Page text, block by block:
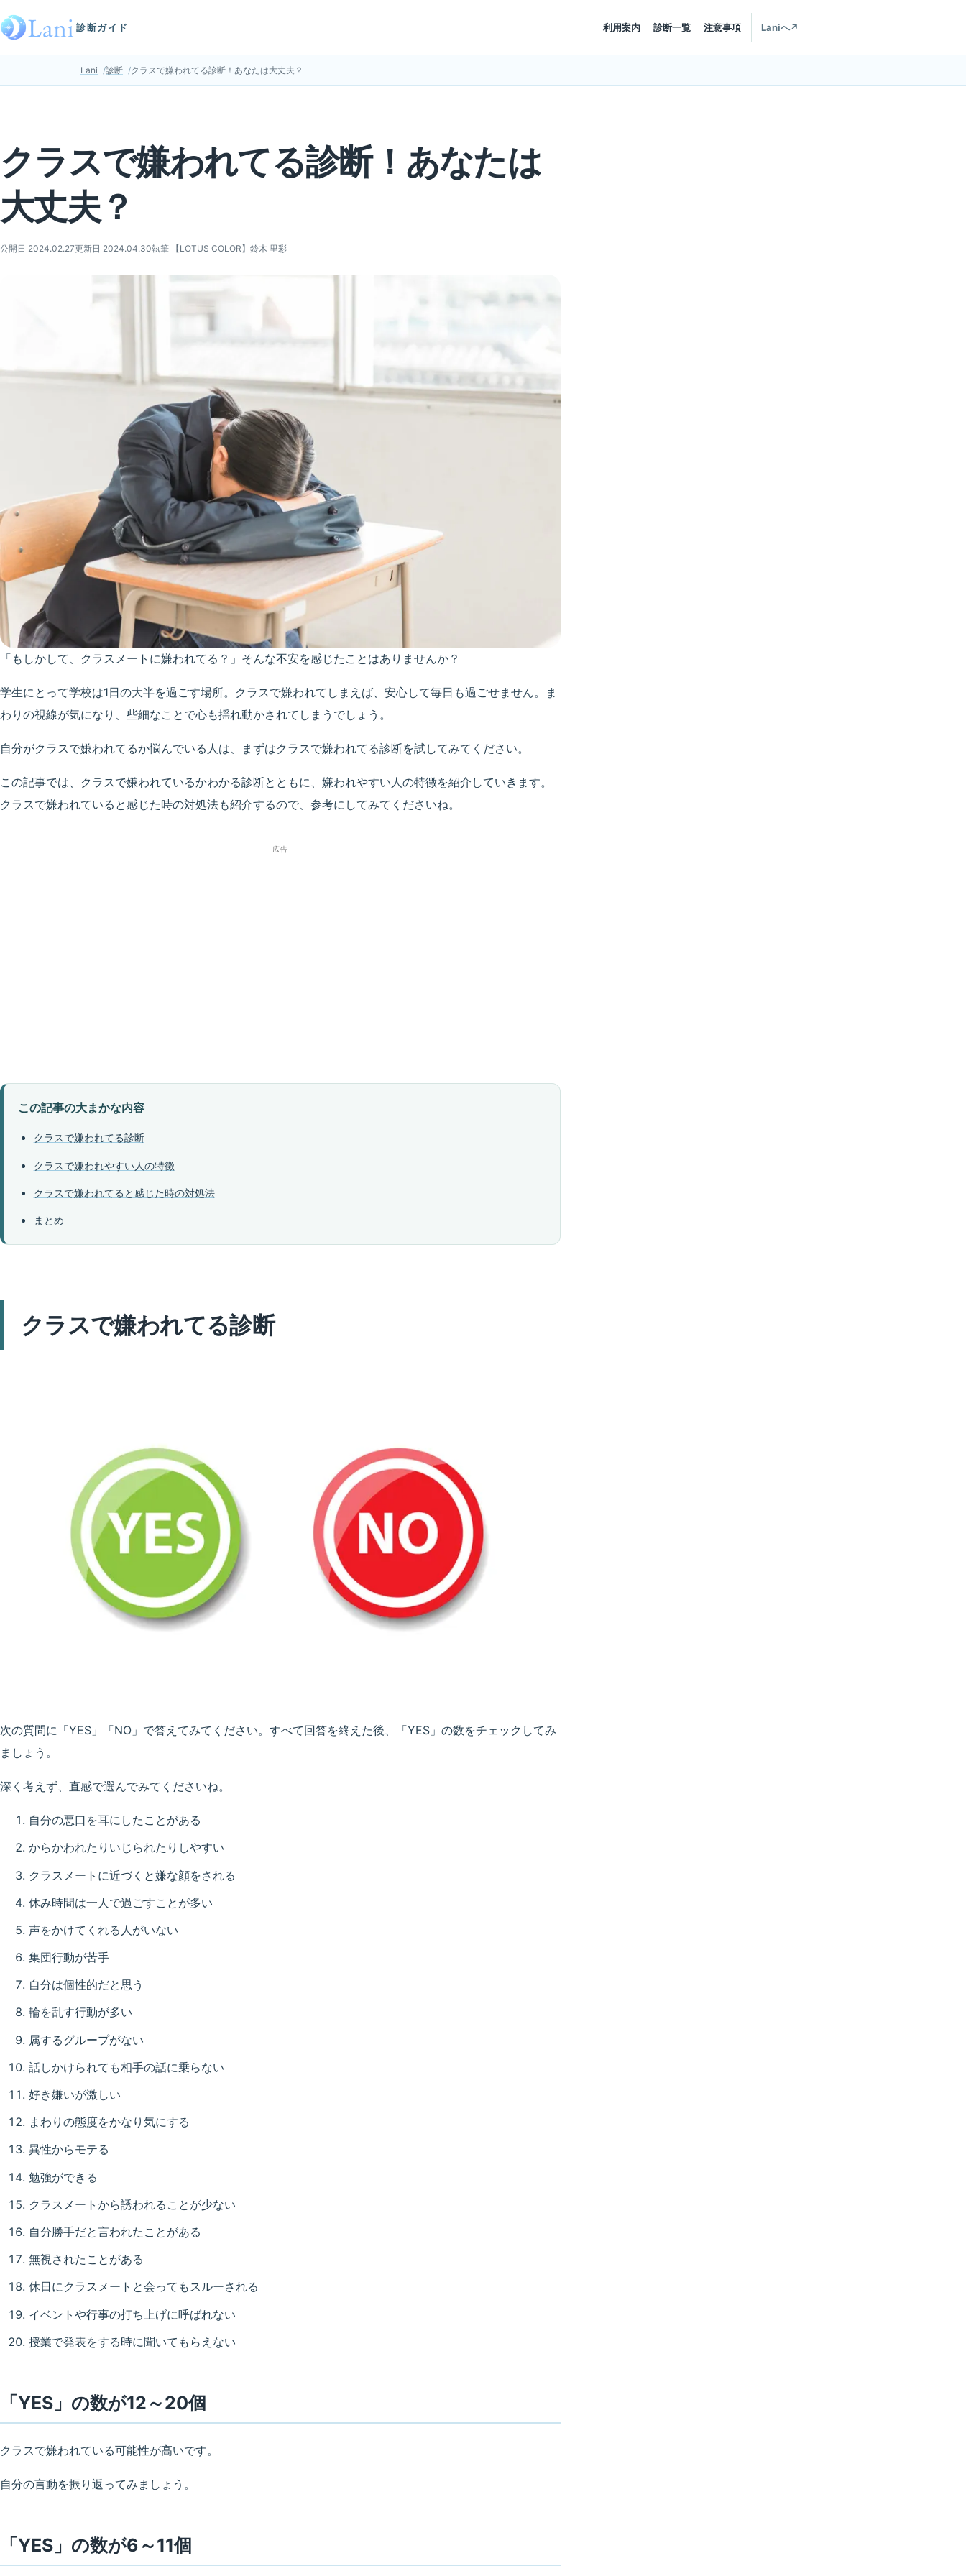
診断ガイド 利用案内 診断一覧 注意事項 Laniへ↗
Lani 診断 クラスで嫌われてる診断！あなたは大丈夫？
クラスで嫌われてる診断！あなたは
大丈夫？
公開日 2024.02.27更新日 2024.04.30執筆 【LOTUS COLOR】鈴木 里彩
「もしかして、クラスメートに嫌われてる？」そんな不安を感じたことはありませんか？
学生にとって学校は1日の大半を過ごす場所。クラスで嫌われてしまえば、安心して毎日も過ごせません。ま
わりの視線が気になり、些細なことで心も揺れ動かされてしまうでしょう。
自分がクラスで嫌われてるか悩んでいる人は、まずはクラスで嫌われてる診断を試してみてください。
この記事では、クラスで嫌われているかわかる診断とともに、嫌われやすい人の特徴を紹介していきます。
クラスで嫌われていると感じた時の対処法も紹介するので、参考にしてみてくださいね。
広告
この記事の大まかな内容
クラスで嫌われてる診断
クラスで嫌われやすい人の特徴
クラスで嫌われてると感じた時の対処法
まとめ
クラスで嫌われてる診断
次の質問に「YES」「NO」で答えてみてください。すべて回答を終えた後、「YES」の数をチェックしてみ
ましょう。
深く考えず、直感で選んでみてくださいね。
自分の悪口を耳にしたことがある
からかわれたりいじられたりしやすい
クラスメートに近づくと嫌な顔をされる
休み時間は一人で過ごすことが多い
声をかけてくれる人がいない
集団行動が苦手
自分は個性的だと思う
輪を乱す行動が多い
属するグループがない
話しかけられても相手の話に乗らない
好き嫌いが激しい
まわりの態度をかなり気にする
異性からモテる
勉強ができる
クラスメートから誘われることが少ない
自分勝手だと言われたことがある
無視されたことがある
休日にクラスメートと会ってもスルーされる
イベントや行事の打ち上げに呼ばれない
授業で発表をする時に聞いてもらえない
「YES」の数が12～20個
クラスで嫌われている可能性が高いです。
自分の言動を振り返ってみましょう。
「YES」の数が6～11個